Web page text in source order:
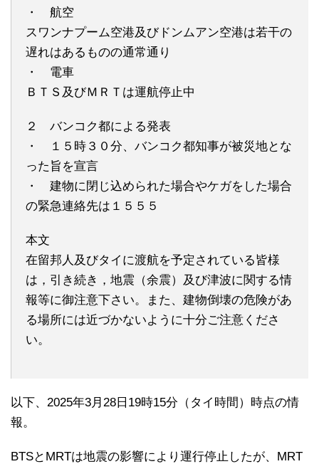
・ 航空
スワンナプーム空港及びドンムアン空港は若干の
遅れはあるものの通常通り
・ 電車
ＢＴＳ及びＭＲＴは運航停止中
２ バンコク都による発表
・ １５時３０分、バンコク都知事が被災地とな
った旨を宣言
・ 建物に閉じ込められた場合やケガをした場合
の緊急連絡先は１５５５
本文
在留邦人及びタイに渡航を予定されている皆様
は，引き続き，地震（余震）及び津波に関する情
報等に御注意下さい。また、建物倒壊の危険があ
る場所には近づかないように十分ご注意くださ
い。
以下、2025年3月28日19時15分（タイ時間）時点の情
報。
BTSとMRTは地震の影響により運行停止したが、MRT